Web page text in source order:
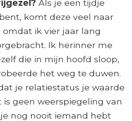
Als je een tijdje
komt deze veel naar
omdat ik vier jaar lang
Ik herinner me
die in mijn hoofd sloop,
het weg te duwen.
je relatiestatus je waarde
geen weerspiegeling van
nog nooit iemand hebt